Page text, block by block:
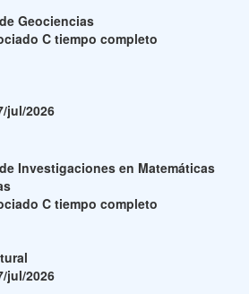
Geociencias
C tiempo completo
jul/2026
Investigaciones en Matemáticas
C tiempo completo
jul/2026